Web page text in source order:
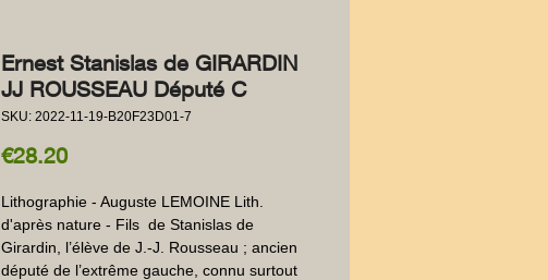
Ernest Stanislas de GIRARDIN
JJ ROUSSEAU Député C
SKU: 2022-11-19-B20F23D01-7
€28.20Price
Lithographie - Auguste LEMOINE Lith.
d'après nature - Fils  de Stanislas de
Girardin, l’élève de J.-J. Rousseau ; ancien
député de l’extrême gauche, connu surtout